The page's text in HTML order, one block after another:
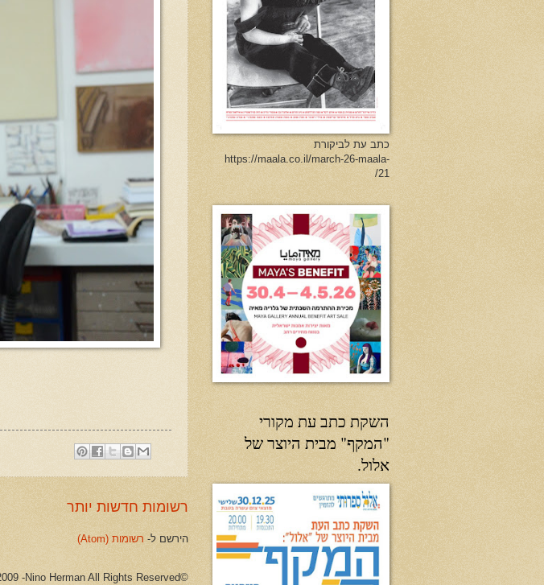
רשומות חדשות יותר
הירשם ל- רשומות (Atom)
©Copyright 2009 -Nino Herman All Rights Reserved
כתב עת לביקורת
https://maala.co.il/march-26-maala-
21/
השקת כתב עת מקורי
"המקף" מבית היוצר של
אלול.